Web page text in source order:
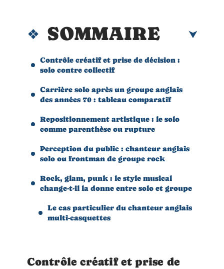
SOMMAIRE
Contrôle créatif et prise de décision :
solo contre collectif
Carrière solo après un groupe anglais
des années 70 : tableau comparatif
Repositionnement artistique : le solo
comme parenthèse ou rupture
Perception du public : chanteur anglais
solo ou frontman de groupe rock
Rock, glam, punk : le style musical
change-t-il la donne entre solo et groupe
Le cas particulier du chanteur anglais
multi-casquettes
Contrôle créatif et prise de